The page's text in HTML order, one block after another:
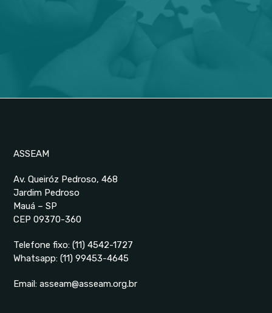
ASSEAM
Av. Queiróz Pedroso, 468
Jardim Pedroso
Mauá – SP
CEP 09370-360
Telefone fixo:(11) 4542-1727
Whatsapp:(11) 99453-4645
Email:asseam@asseam.org.br